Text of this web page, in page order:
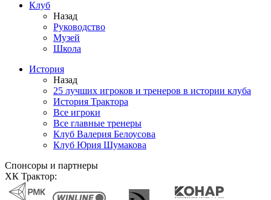
Клуб
Назад
Руководство
Музей
Школа
История
Назад
25 лучших игроков и тренеров в истории клуба
История Трактора
Все игроки
Все главные тренеры
Клуб Валерия Белоусова
Клуб Юрия Шумакова
Спонсоры и партнеры
ХК Трактор: